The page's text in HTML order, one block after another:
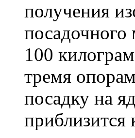
получения
100
тремя
посадку на
приблизится